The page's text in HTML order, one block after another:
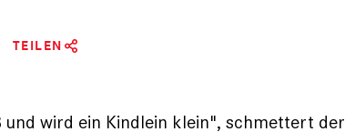
TEILEN
und wird ein Kindlein klein", schmettert der